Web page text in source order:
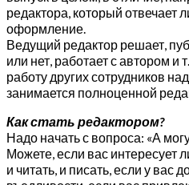
редактора, который отвечает
оформление.
Ведущий редактор решает,
или нет, работает с автором и
работу других сотрудников
занимается полноценной
Как стать редактором?
Надо начать с вопроса: «А
Можете, если вас интересует
и читать, и писать, если у вас